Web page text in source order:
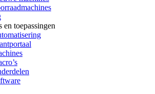
en toepassingen